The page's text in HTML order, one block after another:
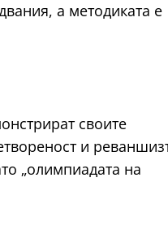
а методиката е
своите
и
„олимпиадата на